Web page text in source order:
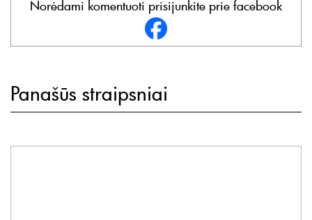
Norėdami komentuoti prisijunkite prie facebook
Panašūs straipsniai